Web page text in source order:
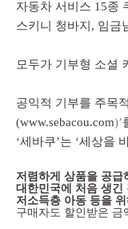
자동차 서비스 15종
스키니 청바지, 임금
모두가 기부형 소셜
공익적 기부를 주목
(www.sebacou.com)’
‘세바쿠’는 ‘세상을
저렴하게 상품을 공
대한민국에 처음 생긴
저소득층 아동 등을
구매자도 할인받은 금